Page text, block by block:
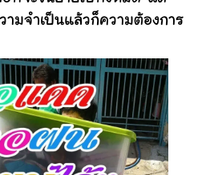
มจำเป็นแล้วก็ความต้องการ